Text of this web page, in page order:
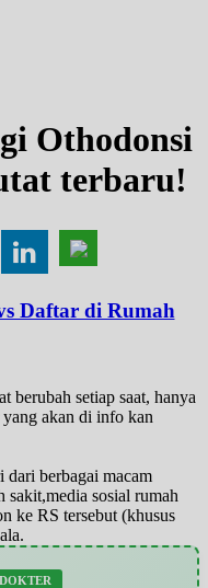
Othodonsi
terbaru!
Daftar di Rumah
berubah setiap saat, hanya
akan di info kan
berbagai macam
sakit,media sosial rumah
ke RS tersebut (khusus